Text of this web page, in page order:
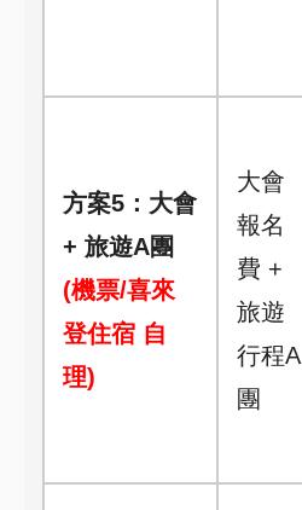
方案5：大會
+ 旅遊A團
(機票/喜來
登住宿 自
理)
大會
報名
費 +
旅遊
行程A
團